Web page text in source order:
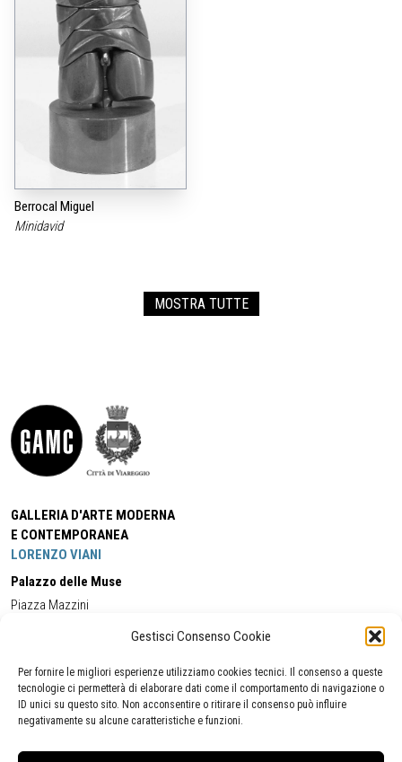
Gestisci Consenso Cookie
Per fornire le migliori esperienze utilizziamo cookies tecnici. Il consenso a queste
tecnologie ci permetterà di elaborare dati come il comportamento di navigazione o
ID unici su questo sito. Non acconsentire o ritirare il consenso può influire
negativamente su alcune caratteristiche e funzioni.
Berrocal Miguel
Minidavid
MOSTRA TUTTE
GALLERIA D'ARTE MODERNA
E CONTEMPORANEA
LORENZO VIANI
Palazzo delle Muse
Piazza Mazzini
Cell:+39 338 5714978 (orario apertura Galleria)
Tel:
+39 0584 944580
(orario 09.00/13.00)
Email:gamc@comune.viareggio.lu.it